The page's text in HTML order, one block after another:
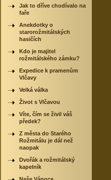
Jak to dříve chodívalo na
faře
Anekdotky o
starorožmitálských
hasičích
Kdo je majitel
rožmitálského zámku?
Expedice k pramenům
Vlčavy
Velká válka
Život s Vlčavou
Víte, čím se živil váš
předek?
Z města do Starého
Rožmitálu je dál než
naopak
Dvořák a rožmitálský
kapelník